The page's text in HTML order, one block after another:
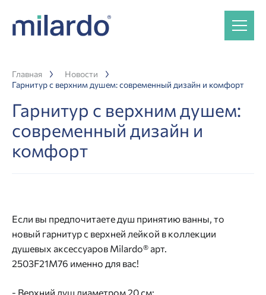
Главная
Новости
Гарнитур с верхним душем: современный дизайн и комфорт
Гарнитур с верхним душем:
современный дизайн и
комфорт
Если вы предпочитаете душ принятию ванны, то
новый гарнитур с верхней лейкой в коллекции
душевых аксессуаров Milardo® арт.
2503F21M76 именно для вас!
- Верхний душ диаметром 20 см;